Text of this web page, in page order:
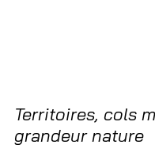
Territoires, cols
grandeur nature